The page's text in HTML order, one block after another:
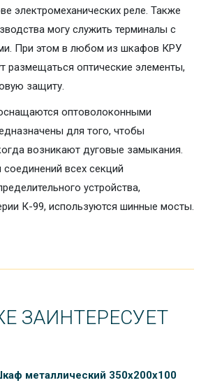
электромеханических реле. Также
могу служить терминалы с
При этом в любом из шкафов КРУ
размещаться оптические элементы,
защиту.
оптоволоконными
для того, чтобы
возникают дуговые замыкания.
всех секций
устройства,
К-99, используются шинные мосты.
ЗАИНТЕРЕСУЕТ
металлический 350х200х100